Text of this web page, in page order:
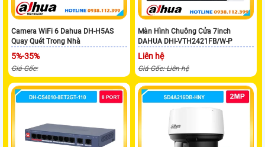
Camera WiFi 6 Dahua DH-H5AS
Quay Quét Trong Nhà
5%-35%
Giá Gốc:
Màn Hình Chuông Cửa 7inch
DAHUA DHI-VTH2421FB/W-P
Liên hệ
Giá Gốc: Liên hệ